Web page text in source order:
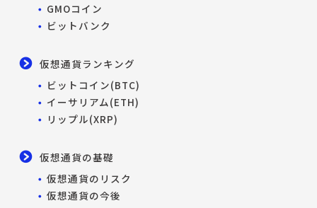
GMOコイン
ビットバンク
仮想通貨ランキング
ビットコイン(BTC)
イーサリアム(ETH)
リップル(XRP)
仮想通貨の基礎
仮想通貨のリスク
仮想通貨の今後